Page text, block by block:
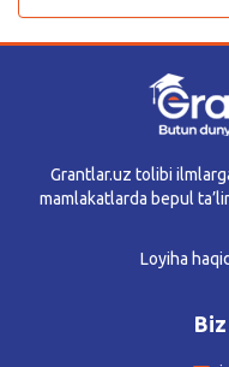
Grantlar.uz tolibi
mamlakatlarda bepul
Loyiha